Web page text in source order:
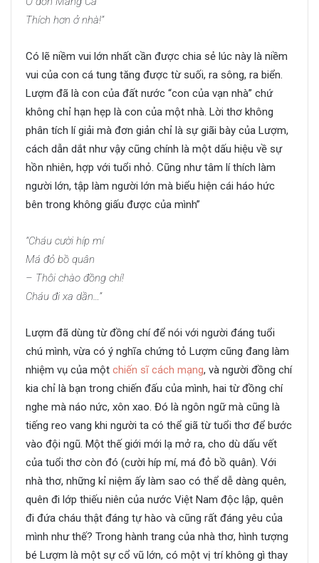
Thích hơn ở nhà!”
Có lẽ niềm vui lớn nhất cần được chia sẻ lúc này là niềm
vui của con cá tung tăng được từ suối, ra sông, ra biển.
Lượm đã là con của đất nước “con của vạn nhà” chứ
không chỉ hạn hẹp là con của một nhà. Lời thơ không
phân tích lí giải mà đơn giản chỉ là sự giãi bày của Lượm,
cách dẫn dắt như vậy cũng chính là một dấu hiệu về sự
hồn nhiên, hợp với tuổi nhỏ. Cũng như tâm lí thích làm
người lớn, tập làm người lớn mà biểu hiện cái háo hức
bên trong không giấu được của mình”
“Cháu cười híp mí
Má đỏ bồ quân
– Thôi chào đồng chí!
Cháu đi xa dần…”
Lượm đã dùng từ đồng chí để nói với người đáng tuổi
chú mình, vừa có ý nghĩa chứng tỏ Lượm cũng đang làm
nhiệm vụ của một chiến sĩ cách mạng, và người đồng chí
kia chỉ là bạn trong chiến đấu của mình, hai từ đồng chí
nghe mà náo nức, xôn xao. Đó là ngôn ngữ mà cũng là
tiếng reo vang khi người ta có thể giã từ tuổi thơ để bước
vào đội ngũ. Một thế giới mới lạ mở ra, cho dù dấu vết
của tuổi thơ còn đó (cười híp mí, má đỏ bồ quân). Với
nhà thơ, những kỉ niệm ấy làm sao có thể dễ dàng quên,
quên đi lớp thiếu niên của nước Việt Nam độc lập, quên
đi đứa cháu thật đáng tự hào và cũng rất đáng yêu của
mình như thế? Trong hành trang của nhà thơ, hình tượng
bé Lượm là một sự cổ vũ lớn, có một vị trí không gì thay